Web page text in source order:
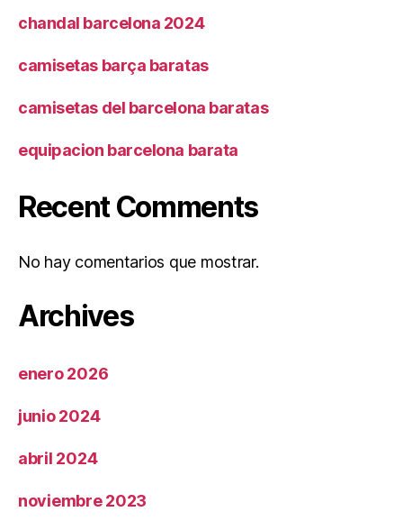
chandal barcelona 2024
camisetas barça baratas
camisetas del barcelona baratas
equipacion barcelona barata
Recent Comments
No hay comentarios que mostrar.
Archives
enero 2026
junio 2024
abril 2024
noviembre 2023